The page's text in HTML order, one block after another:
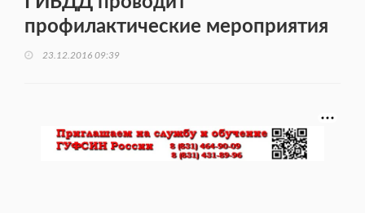
профилактические мероприятия
23.12.2016 09:39